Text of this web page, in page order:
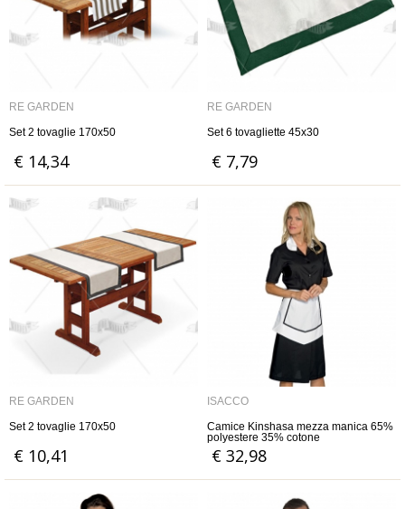
RE GARDEN
Set 2 tovaglie 170x50
€ 14,34
RE GARDEN
Set 6 tovagliette 45x30
€ 7,79
RE GARDEN
Set 2 tovaglie 170x50
€ 10,41
ISACCO
Camice Kinshasa mezza manica 65%
polyestere 35% cotone
€ 32,98